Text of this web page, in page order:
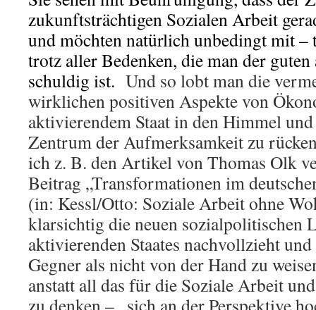
zukunftsträchtigen Sozialen Arbeit
und möchten natürlich unbedingt mit
trotz aller Bedenken, die man der
schuldig ist. Und so lobt man die
wirklichen positiven Aspekte von
aktivierendem Staat in den Himmel
Zentrum der Aufmerksamkeit zu
ich z. B. den Artikel von Thomas Olk
Beitrag „Transformationen im
(in: Kessl/Otto: Soziale Arbeit ohne
klarsichtig die neuen sozialpolitischen
aktivierenden Staates nachvollzieht
Gegner als nicht von der Hand zu
anstatt all das für die Soziale Arbeit
zu denken – , sich an der Perspektive